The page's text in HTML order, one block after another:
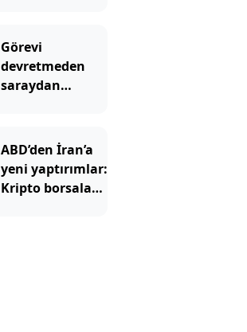
Görevi
devretmeden
saraydan
müzeye
çevireceğim’
demişti
ABD’den İran’a
yeni yaptırımlar:
Kripto borsaları